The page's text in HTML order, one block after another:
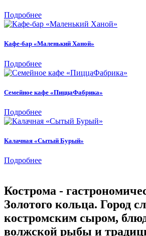
Подробнее
Кафе-бар «Маленький Ханой»
Подробнее
Семейное кафе «ПиццаФабрика»
Подробнее
Калачная «Сытый Бурый»
Подробнее
Кострома -
Золотого кольца. Город
костромским сыром,
волжской рыбы и